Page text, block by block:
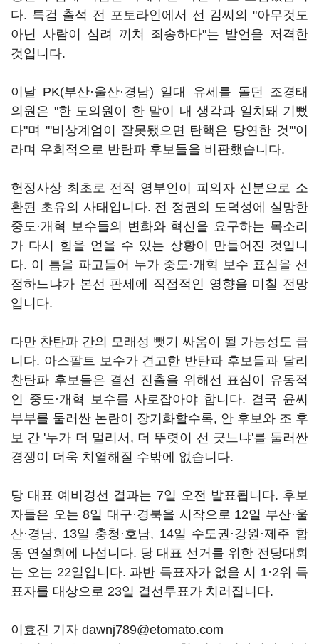
다. 특검 출석 전 포토라인에서 선 김씨의 "아무것도
아닌 사람이 심려 끼쳐 죄송하다"는 발언을 저격한
것입니다.
이날 PK(부산·울산·경남) 일대 유세를 돌던 조경태
의원은 "한 도의원이 한 말이 내 생각과 일치돼 기뻤
다"며 "'비상계엄이 잘못됐으면 탄핵은 당연한 것'"이
라며 우회적으로 반탄파 후보들을 비판했습니다.
헌정사상 최초로 전직 영부인이 피의자 신분으로 소
환된 초유의 사태입니다. 전 정권의 도덕성에 실망한
중도·개혁 보수들의 변화와 혁신을 요구하는 목소리
가 다시 힘을 얻을 수 있는 상황이 만들어진 것입니
다. 이 틈을 파고들어 누가 중도·개혁 보수 표심을 선
점하느냐가 본선 판세에 직접적인 영향을 미칠 전망
입니다.
다만 찬탄파 간의 모래성 뺏기 싸움이 될 가능성도 큽
니다. 아스팔트 보수가 견고한 반탄파 후보들과 달리
찬탄파 후보들은 결선 진출을 위해선 표심이 유동적
인 중도·개혁 보수를 사로잡아야 합니다. 결국 윤씨
부부를 둘러싼 논란이 장기화할수록, 안 후보와 조 후
보 간 '누가 더 멀리서, 더 뚜렷이 선 긋느냐'를 둘러싼
경쟁이 더욱 치열해질 수밖에 없습니다.
당 대표 예비경선 결과는 7일 오전 발표됩니다. 후보
자들은 오는 8일 대구·경북을 시작으로 12일 부산·울
산·경남, 13일 충청·호남, 14일 수도권·강원·제주 합
동 연설회에 나섭니다. 당 대표 선거를 위한 전당대회
는 오는 22일입니다. 과반 득표자가 없을 시 1·2위 득
표자를 대상으로 23일 결선투표가 치러집니다.
이효진 기자 dawnj789@etomato.com